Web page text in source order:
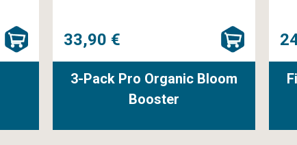
33,90 €
3-Pack Pro Organic Bloom
Booster